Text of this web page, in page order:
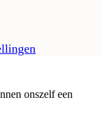
onszelf een